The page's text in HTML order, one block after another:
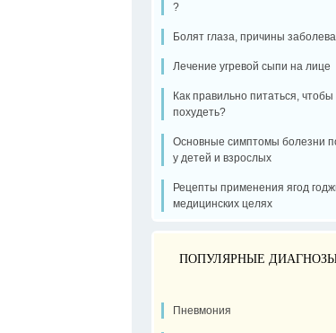
?
Болят глаза, причины
Лечение угревой сыпи на лице
Как правильно питаться, чтобы
похудеть?
Основные симптомы болезни
у детей и взрослых
Рецепты применения ягод
медицинских целях
ПОПУЛЯРНЫЕ
Пневмония